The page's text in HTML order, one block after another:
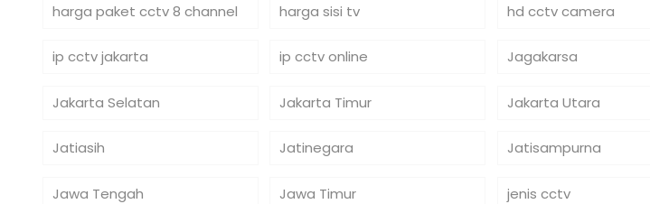
harga paket cctv 8 channel harga sisi tv hd cctv camera
ip cctv jakarta ip cctv online Jagakarsa
Jakarta Selatan Jakarta Timur Jakarta Utara
Jatiasih Jatinegara Jatisampurna
Jawa Tengah Jawa Timur jenis cctv